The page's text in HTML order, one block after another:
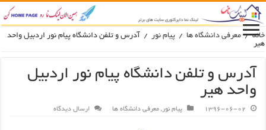
خانه / معرفی دانشگاه ها / پیام نور /
آدرس و تلفن دانشگاه پیام نور اردبیل واحد
هیر
آدرس و تلفن دانشگاه پیام نور اردبیل
واحد هیر
1396-06-02 پیام نور , معرفی دانشگاه ها ارسال دیدگاه